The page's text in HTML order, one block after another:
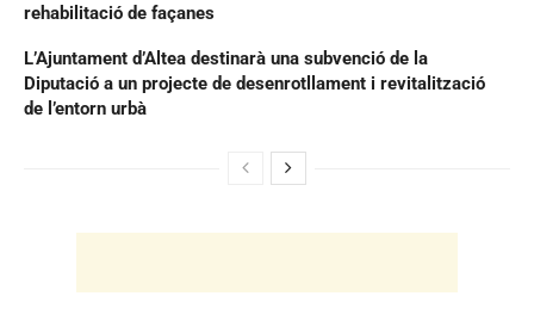
rehabilitació de façanes
L’Ajuntament d’Altea destinarà una subvenció de la
Diputació a un projecte de desenrotllament i revitalització
de l’entorn urbà